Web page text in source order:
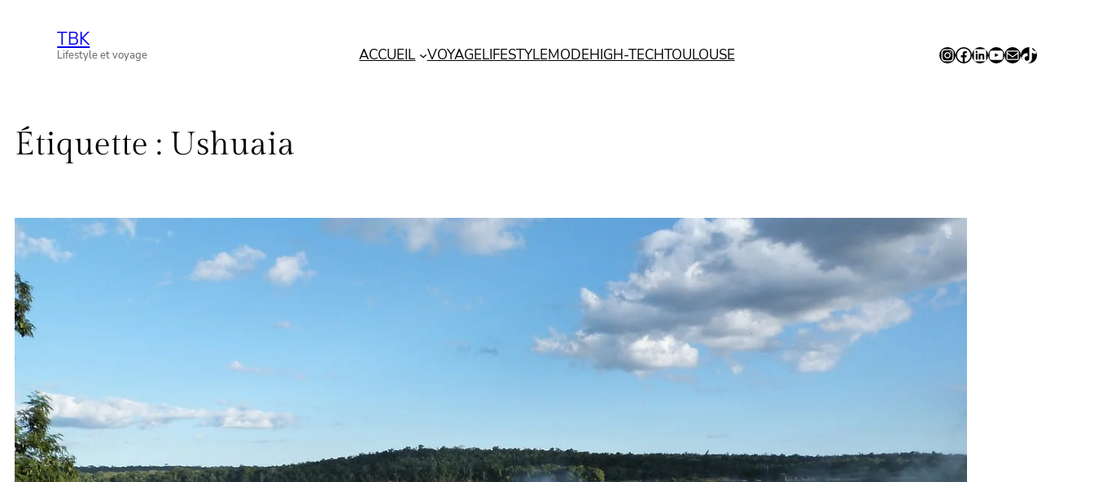
contenu
TBK
Lifestyle et voyage ACCUEIL VOYAGELIFESTYLEMODEHIGH-TECHTOULOUSE InstagramFacebook LinkedIn YouTube E-mail TikTok
Étiquette : Ushuaia